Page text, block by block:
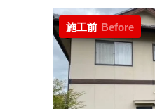
施工前 Before